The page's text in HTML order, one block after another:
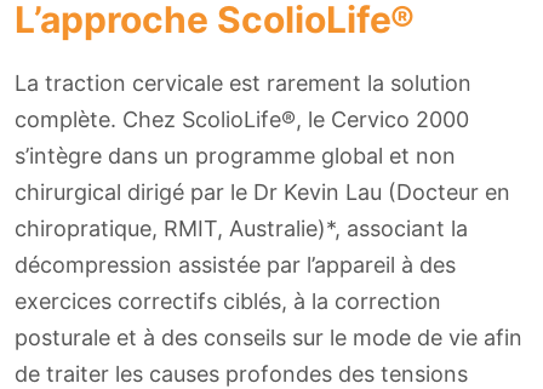
L’approche ScolioLife®
La traction cervicale est rarement la solution
complète. Chez ScolioLife®, le Cervico 2000
s’intègre dans un programme global et non
chirurgical dirigé par le Dr Kevin Lau (Docteur en
chiropratique, RMIT, Australie)*, associant la
décompression assistée par l’appareil à des
exercices correctifs ciblés, à la correction
posturale et à des conseils sur le mode de vie afin
de traiter les causes profondes des tensions